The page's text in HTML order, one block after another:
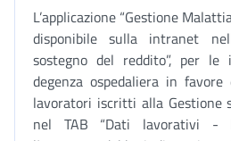
L’applicazione “Gestione
disponibile sulla intranet
sostegno del reddito”, per
degenza ospedaliera in
lavoratori iscritti alla Gestione
nel TAB “Dati lavorativi -